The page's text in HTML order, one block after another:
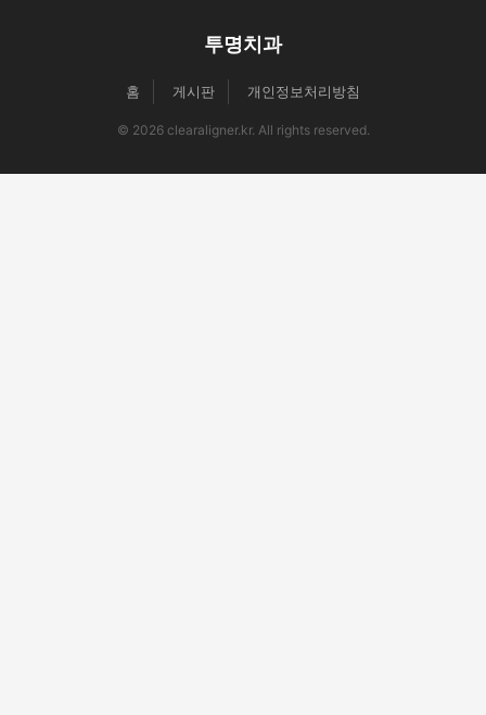
투명치과
홈 게시판 개인정보처리방침
© 2026 clearaligner.kr. All rights reserved.